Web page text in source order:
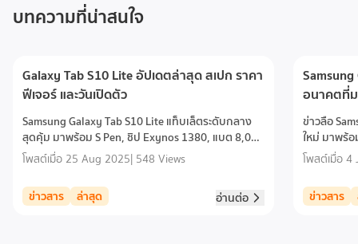
บทความที่น่าสนใจ
Galaxy Tab S10 Lite อัปเดตล่าสุด สเปก ราคา
ฟีเจอร์ และวันเปิดตัว
Samsung Galaxy Tab S10 Lite แท็บเล็ตระดับกลาง
สุดคุ้ม มาพร้อม S Pen, ชิป Exynos 1380, แบต 8,000
mAh ชาร์จเร็ว 45W ราคาเริ่ม 15,000 บาท เปิดตัว
กันยายน 2025
โพสต์เมื่อ 25 Aug 2025| 548 Views
ข่าวสาร ล่าสุด อ่านต่อ
อนาคตที่
ก่อนการ
ข่าวลือ
ใหม่ มาพร้
ฟีเจอร์ล้ำส
โพสต์เมื่อ 4
ข่าวสาร